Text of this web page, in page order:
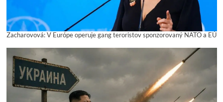
Zacharovová: V Európe operuje gang teroristov sponzorovaný NATO a EÚ